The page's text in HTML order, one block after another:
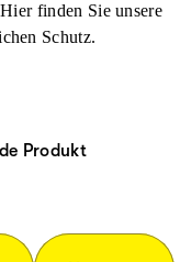
finden Sie unsere
Schutz.
Produkt